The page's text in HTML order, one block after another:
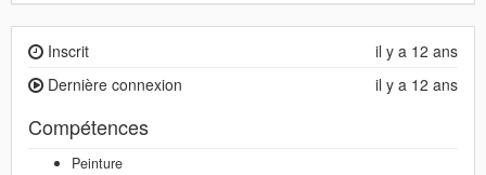
il y a 12 ans
Inscrit
il y a 12 ans
Dernière connexion
Compétences
Peinture